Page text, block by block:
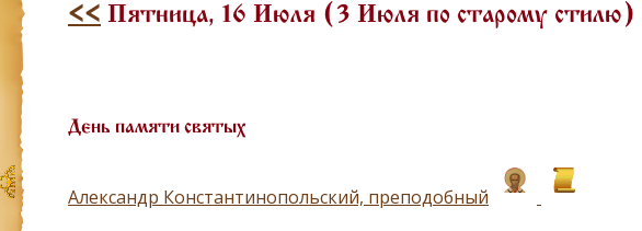
<< Пятница, 16 Июля (3 Июля по старому стилю)
День памяти святых
Александр Константинопольский, преподобный